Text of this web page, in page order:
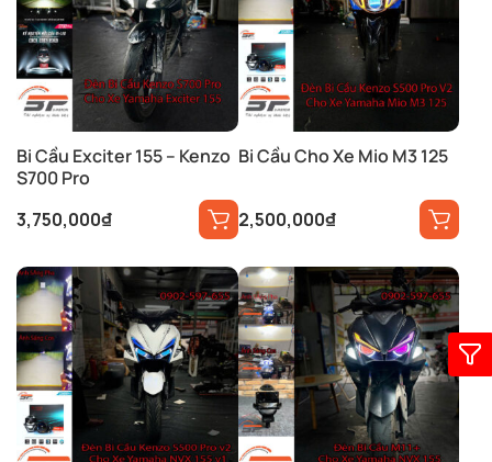
Bi Cầu Exciter 155 – Kenzo
S700 Pro
3,750,000₫
Bi Cầu Cho Xe Mio M3 125
2,500,000₫